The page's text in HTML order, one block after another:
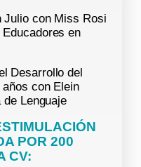
Julio con Miss Rosi
en
Desarrollo del
con Elein
de Lenguaje
POR 200
CV: